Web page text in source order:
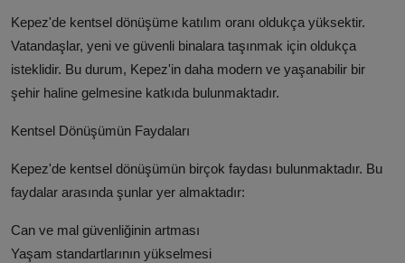
Kepez'de kentsel dönüşüme katılım oranı oldukça yüksektir.
Vatandaşlar, yeni ve güvenli binalara taşınmak için oldukça
isteklidir. Bu durum, Kepez'in daha modern ve yaşanabilir bir
şehir haline gelmesine katkıda bulunmaktadır.
Kentsel Dönüşümün Faydaları
Kepez'de kentsel dönüşümün birçok faydası bulunmaktadır. Bu
faydalar arasında şunlar yer almaktadır:
Can ve mal güvenliğinin artması
Yaşam standartlarının yükselmesi